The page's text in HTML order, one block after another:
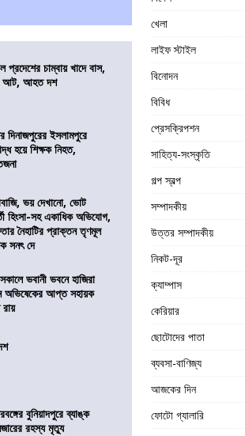
প্রদেশের চাম্বায় খাদে বাস,
আট, আহত দশ
দিনাজপুরের ইসলামপুরে
হয়ে শিক্ষক নিহত,
ভয় দেখানো, ভোট
হিংসা-সহ একাধিক অভিযোগ,
নৈহাটির প্রাক্তন তৃণমূল
সনৎ দে
ভবানী ভবনে হাজিরা
অভিষেকের আপ্ত সহায়ক
বুনিয়াদপুরে ব্যাঙ্ক
রহস্য মৃত্যু
খেলা
লাইফ স্টাইল
বিনোদন
বিবিধ
প্রেসক্রিপশন
সাহিত্য-সংস্কৃতি
গল্প স্বল্প
সম্পাদকীয়
উত্তর সম্পাদকীয়
নিকট-দূর
ক্যাম্পাস
কেরিয়ার
ছোটোদের পাতা
ব্যবসা-বাণিজ্য
আজকের দিন
ফোটো গ্যালারি